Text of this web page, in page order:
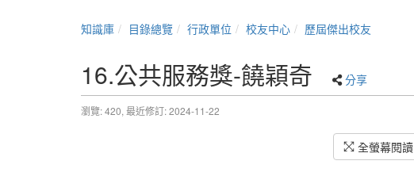
知識庫 目錄總覽 行政單位 校友中心 歷屆傑出校友
16.公共服務獎-饒穎奇 分享
瀏覽: 420, 最近修訂: 2024-11-22
全螢幕閱讀